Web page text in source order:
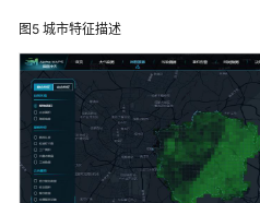
界
及
页
图5 城市特征描述